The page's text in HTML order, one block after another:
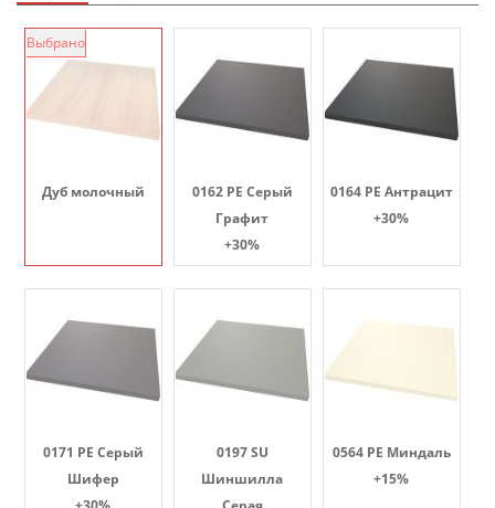
Дуб молочный
Выбрано
0162 PE Серый
Графит
+30%
0164 PE Антрацит
+30%
0171 PE Серый
Шифер
0197 SU
Шиншилла
0564 PE Миндаль
+15%